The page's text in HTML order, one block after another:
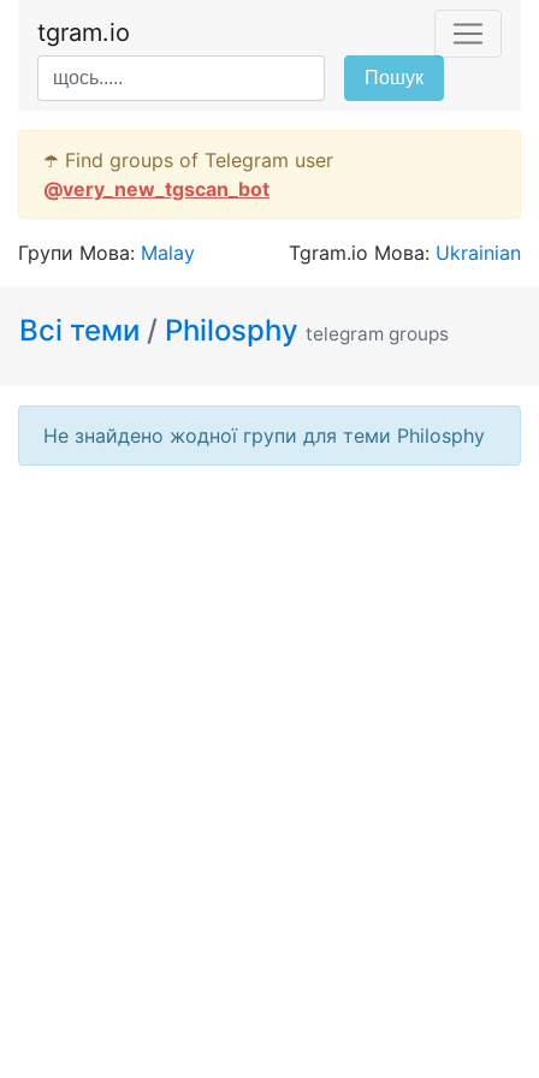
tgram.io
Пошук
☂️ Find groups of Telegram user
@very_new_tgscan_bot
Групи Мова: Malay Tgram.io Мова: Ukrainian
Всі теми / Philosphy telegram groups
Не знайдено жодної групи для теми Philosphy